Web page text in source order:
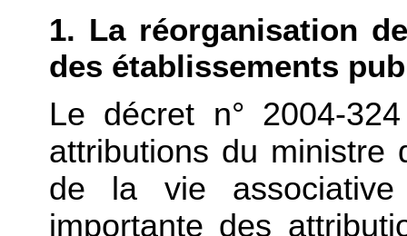
1. La réorganisation
des établissements
Le décret n° 2004-
attributions du ministre
de la vie
importante des